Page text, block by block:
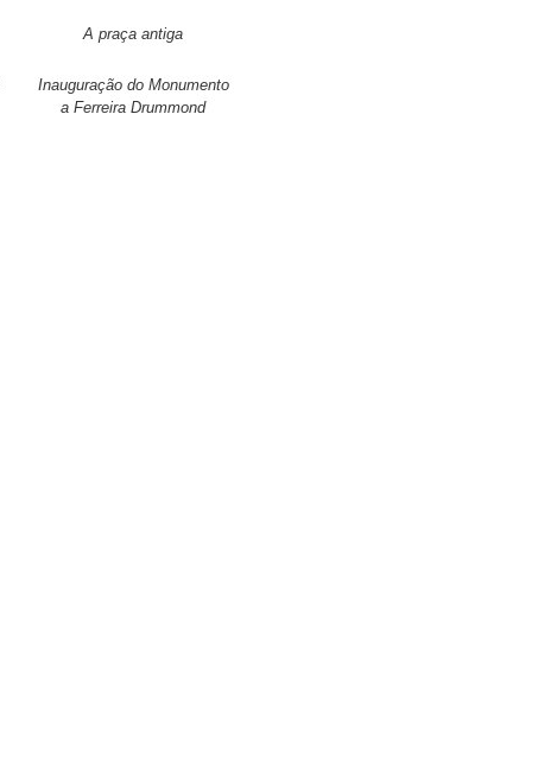
A praça antiga
Inauguração do Monumento
a Ferreira Drummond